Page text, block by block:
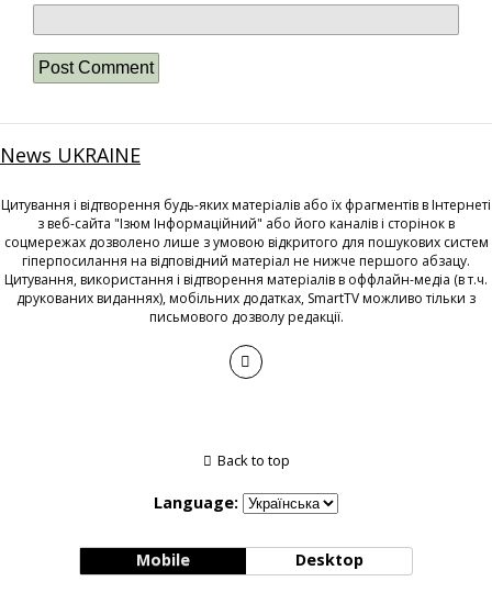
News UKRAINE
Цитування і відтворення будь-яких матеріалів або їх фрагментів в Інтернеті
з веб-сайта "Ізюм Інформаційний" або його каналів і сторінок в
соцмережах дозволено лише з умовою відкритого для пошукових систем
гіперпосилання на відповідний матеріал не нижче першого абзацу.
Цитування, використання і відтворення матеріалів в оффлайн-медіа (в т.ч.
друкованих виданнях), мобільних додатках, SmartTV можливо тільки з
письмового дозволу редакції.
Back to top
Language:
Mobile Desktop